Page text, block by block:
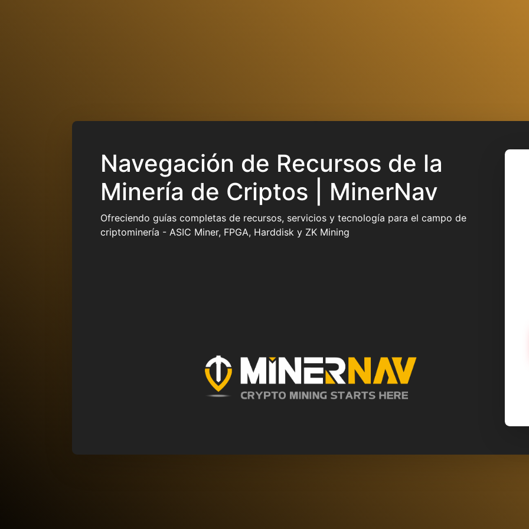
Navegación de Recursos de la
Minería de Criptos | MinerNav
Ofreciendo guías completas de recursos, servicios y tecnología para el campo de
criptominería - ASIC Miner, FPGA, Harddisk y ZK Mining